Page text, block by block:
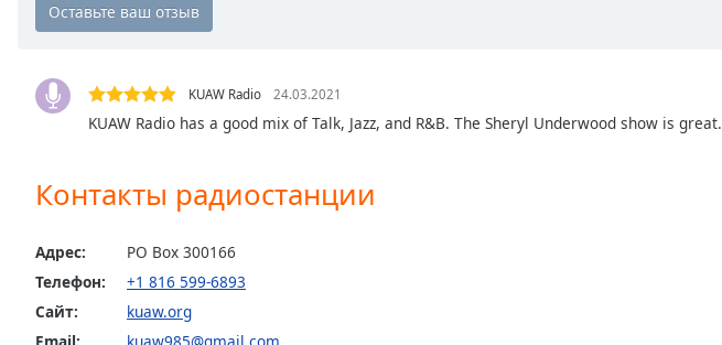
Chapters
descriptions
Subtitles
settings
opens
subtitles
settings
KUAW Radio 24.03.2021
KUAW Radio has a good mix of Talk, Jazz, and R&B. The Sheryl Underwood show is great.
Контакты радиостанции
Адрес:
PO Box 300166
Телефон:
+1 816 599-6893
Сайт:
kuaw.org
Email:
kuaw985@gmail.com